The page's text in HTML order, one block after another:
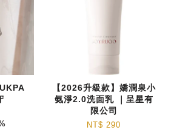
【2026升級款】嬌潤泉小
氨淨2.0洗面乳 ｜呈星有
限公司
NT$ 290